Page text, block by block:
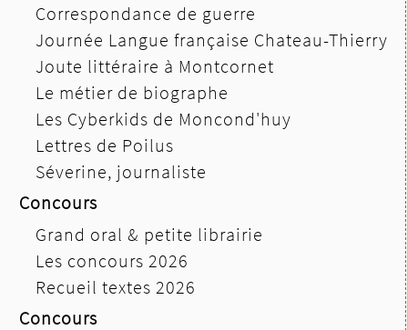
Correspondance de guerre
Journée Langue française Chateau-Thierry
Joute littéraire à Montcornet
Le métier de biographe
Les Cyberkids de Moncond'huy
Lettres de Poilus
Séverine, journaliste
Concours
Grand oral & petite librairie
Les concours 2026
Recueil textes 2026
Concours